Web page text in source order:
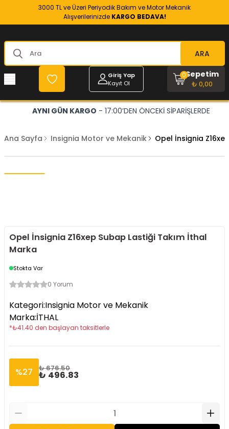
3000 TL ve Üzeri Periyodik Bakım ve Motor Mekanik
Alışverilerinizde KARGO BEDAVA!
ARA
Giriş Yap
Kayıt Ol
Sepetim
₺ 0,00
0
AYNI GÜN KARGO - 17:00’DEN ÖNCEKİ SİPARİŞLERDE
Ana Sayfa Insignia Motor ve Mekanik Opel İnsignia
Opel İnsignia Z16xep Subap Lastiği Takım İthal
Marka
Stokta Var
0 Yorum
Kategori:Insignia Motor ve Mekanik
Marka:İTHAL
*₺41.40 den başlayan taksitlerle
%27 ₺ 676.50
₺ 496.83